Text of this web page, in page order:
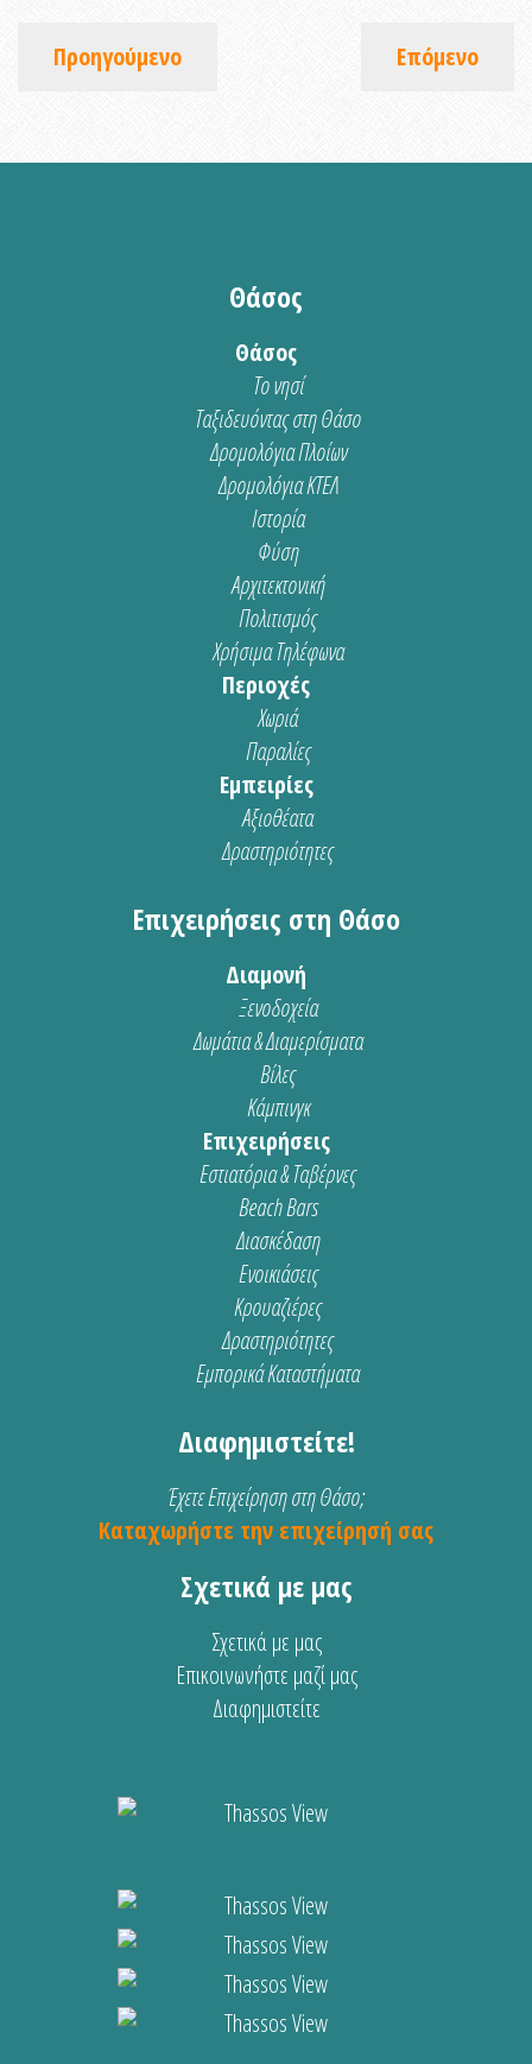
Προηγούμενο Επόμενο
Θάσος
Θάσος
Το νησί
Ταξιδευόντας στη Θάσο
Δρομολόγια Πλοίων
Δρομολόγια ΚΤΕΛ
Ιστορία
Φύση
Αρχιτεκτονική
Πολιτισμός
Χρήσιμα Τηλέφωνα
Περιοχές
Χωριά
Παραλίες
Εμπειρίες
Αξιοθέατα
Δραστηριότητες
Επιχειρήσεις στη Θάσο
Διαμονή
Ξενοδοχεία
Δωμάτια & Διαμερίσματα
Βίλες
Κάμπινγκ
Επιχειρήσεις
Εστιατόρια & Ταβέρνες
Beach Bars
Διασκέδαση
Ενοικιάσεις
Κρουαζιέρες
Δραστηριότητες
Εμπορικά Καταστήματα
Διαφημιστείτε!
Έχετε Επιχείρηση στη Θάσο;
Καταχωρήστε την επιχείρησή σας
Σχετικά με μας
Σχετικά με μας
Επικοινωνήστε μαζί μας
Διαφημιστείτε